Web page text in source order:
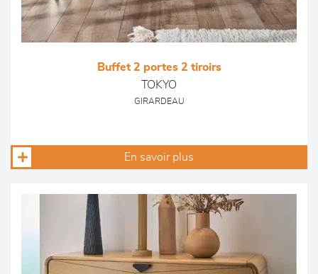
Buffet 2 portes 2 tiroirs
TOKYO
GIRARDEAU
En savoir plus